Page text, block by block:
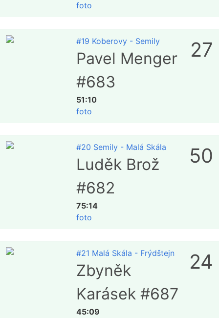
foto
#19 Koberovy - Semily
Pavel Menger
#683
51:10
foto
27
#20 Semily - Malá Skála
Luděk Brož
#682
75:14
foto
50
#21 Malá Skála - Frýdštejn
Zbyněk
Karásek #687
45:09
24